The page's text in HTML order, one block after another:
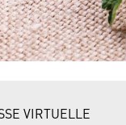
VIRTUELLE